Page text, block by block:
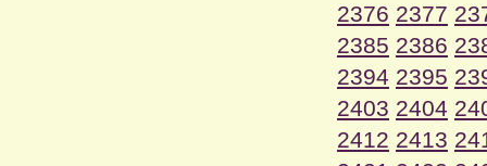
2376 2377
2385 2386
2394 2395
2403 2404
2412 2413